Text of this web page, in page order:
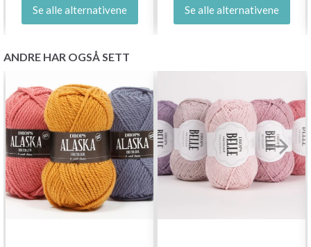
Se alle alternativene Se alle alternativene
ANDRE HAR OGSÅ SETT